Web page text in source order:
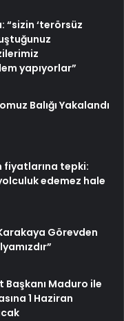
“sizin ‘terörsüz
yapıyorlar”
Balığı Yakalandı
fiyatlarına tepki:
edemez hale
Görevden
Başkanı Maduro ile
1 Haziran